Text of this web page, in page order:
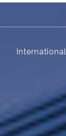
International